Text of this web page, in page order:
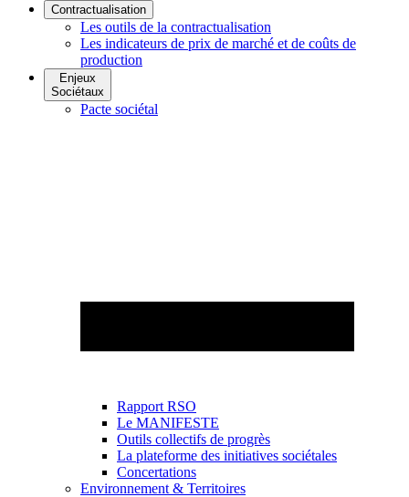
Contractualisation
Les outils de la contractualisation
Les indicateurs de prix de marché et de coûts de
production
Enjeux
Sociétaux
Pacte sociétal
Rapport RSO
Le MANIFESTE
Outils collectifs de progrès
La plateforme des initiatives sociétales
Concertations
Environnement & Territoires